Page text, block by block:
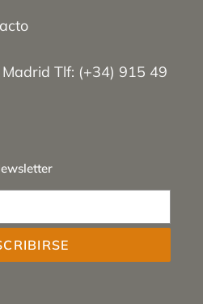
Tlf: (+34) 915 49